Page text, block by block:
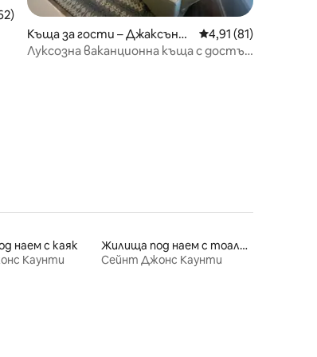
4,94 от 5, 62 отзива
Къща за гости – Джаксънви
л
Средна оценка:
4,91 (81)
Луксозна ваканционна къща с достъп
наем с каяк
Каунти
Жилища под наем с тоалетни с достъпна височина
Сейнт Джонс Каунти